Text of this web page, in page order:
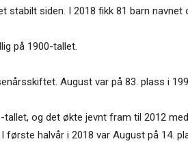
siden. I 2018 fikk 81 barn navnet
på 1900-tallet.
August var på 83. plass i
og det økte jevnt fram til 2012
halvår i 2018 var August på 14.